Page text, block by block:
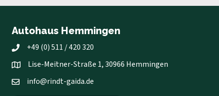
Autohaus Hemmingen
+49 (0) 511 / 420 320
Lise-Meitner-Straße 1, 30966 Hemmingen
info@rindt-gaida.de